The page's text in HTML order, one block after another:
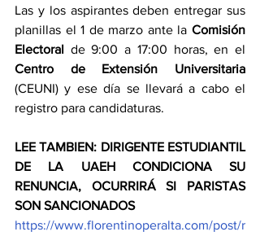
Las y los aspirantes deben entregar sus
planillas el 1 de marzo ante la Comisión
Electoral
Centro de Extensión Universitaria
(CEUNI) y ese día se llevará a cabo el
registro para candidaturas.
LEE TAMBIEN: DIRIGENTE ESTUDIANTIL
DE LA UAEH CONDICIONA SU
RENUNCIA, OCURRIRÁ SI PARISTAS
SON SANCIONADOS
https://www.florentinoperalta.com/post/r